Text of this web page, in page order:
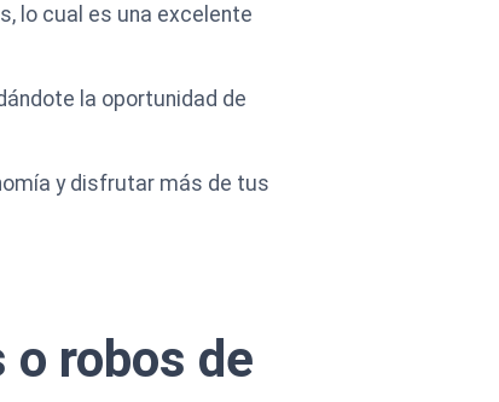
lo cual es una excelente
la oportunidad de
y disfrutar más de tus
robos de